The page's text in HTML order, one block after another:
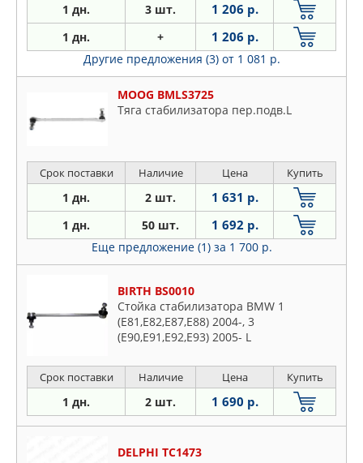
1 дн. 3 шт. 1 206 р.
1 дн. + 1 206 р.
Другие предложения (3) от 1 081 р.
MOOG BMLS3725
Тяга стабилизатора пер.подв.L
Срок поставки Наличие Цена Купить
1 дн. 2 шт. 1 631 р.
1 дн. 50 шт. 1 692 р.
Еще предложение (1) за 1 700 р.
BIRTH BS0010
Стойка стабилизатора BMW 1
(E81,E82,E87,E88) 2004-, 3
(E90,E91,E92,E93) 2005- L
Срок поставки Наличие Цена Купить
1 дн. 2 шт. 1 690 р.
DELPHI TC1473